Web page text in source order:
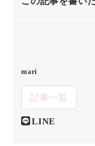
mari
記事一覧
LINE